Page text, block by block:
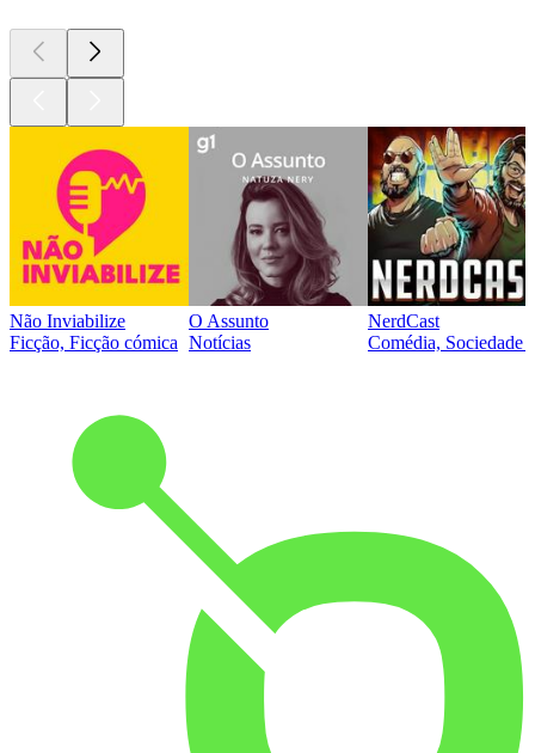
Não Inviabilize
Ficção, Ficção cómica
O Assunto
Notícias
NerdCast
Comédia, Sociedade